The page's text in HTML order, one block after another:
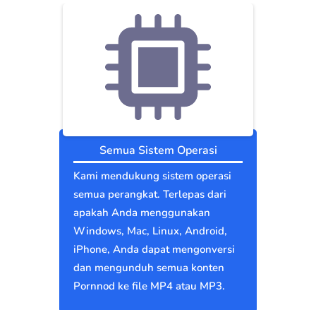
Semua Sistem Operasi
Kami mendukung sistem operasi
semua perangkat. Terlepas dari
apakah Anda menggunakan
Windows, Mac, Linux, Android,
iPhone, Anda dapat mengonversi
dan mengunduh semua konten
Pornnod ke file MP4 atau MP3.